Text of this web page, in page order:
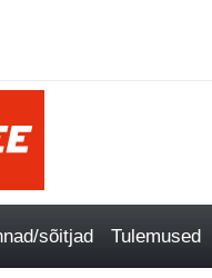
sõitjad Tulemused